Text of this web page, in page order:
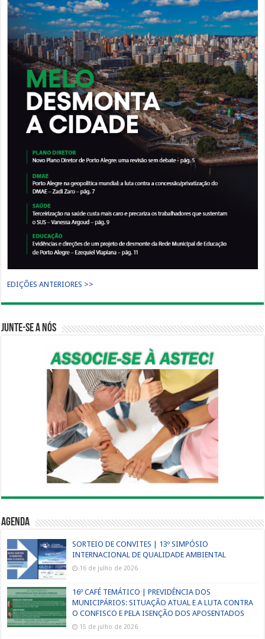
EDIÇÕES ANTERIORES >>
Junte-se a nós
Agenda
SORTEIO DE CONVITES | 13º SIMPÓSIO
INTERNACIONAL DE QUALIDADE AMBIENTAL
16 de julho de 2026
16º CAFÉ TEMÁTICO | PREVIDÊNCIA DOS
MUNICIPÁRIOS: SITUAÇÃO ATUAL E A LUTA CONTRA
O CONFISCO E PELA ISENÇÃO DOS APOSENTADOS
15 de julho de 2026